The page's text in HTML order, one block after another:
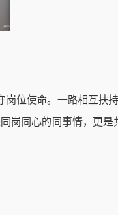
位使命。一路相互扶
岗同心的同事情，更是